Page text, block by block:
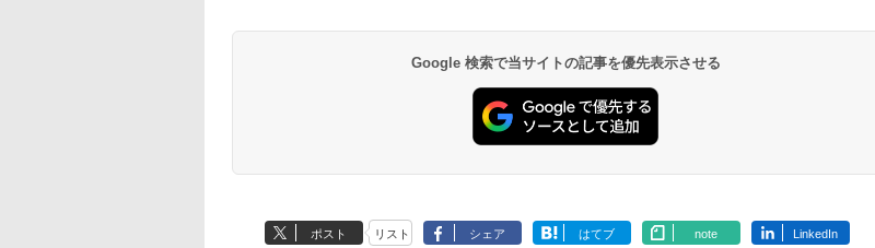
Google 検索で当サイトの記事を優先表示させる
ポスト リスト シェア はてブ note LinkedIn